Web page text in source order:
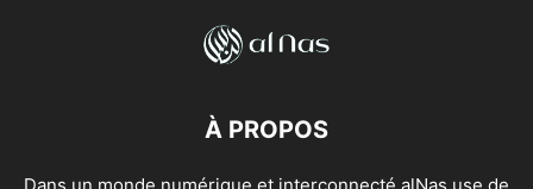
À PROPOS